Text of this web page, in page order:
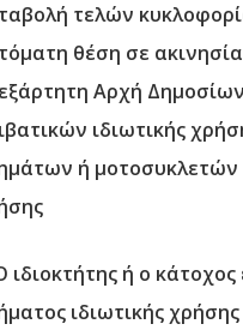
τελών
θέση σε
Αρχή
ιδιωτικής
ή μοτοσυκλετών
ιδιοκτήτης ή ο κάτοχος
ιδιωτικής χρήσης